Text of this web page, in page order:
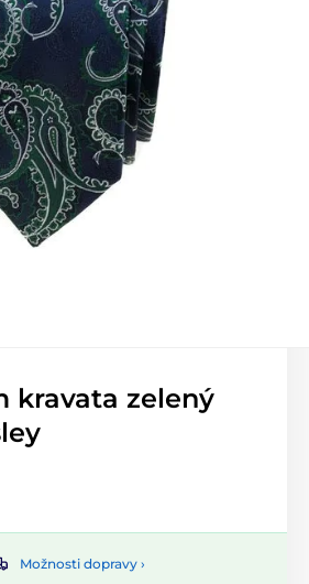
kravata zelený
Možnosti dopravy ›